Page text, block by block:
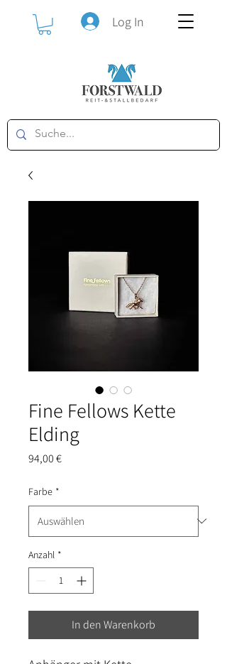
Log In
Fine Fellows Kette
Elding
94,00 €Preis
Farbe *
Anzahl *
In den Warenkorb